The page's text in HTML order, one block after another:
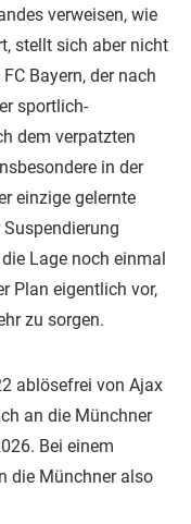
verweisen, wie
stellt sich aber nicht
Bayern, der nach
sportlich-
dem verpatzten
in der
einzige gelernte
Lage noch einmal
Plan eigentlich vor,
zu sorgen.
ablösefrei von Ajax
an die Münchner
Bei einem
die Münchner also